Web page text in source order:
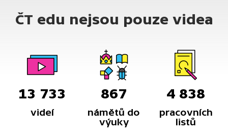
ČT edu nejsou pouze videa
13 733
videí
867
námětů do
výuky
4 838
pracovních
listů